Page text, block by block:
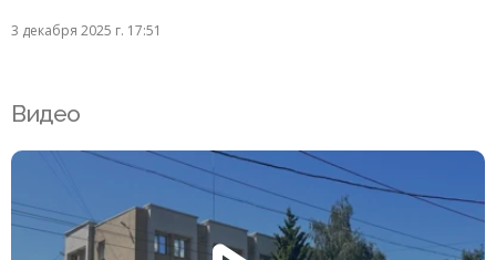
3 декабря 2025 г. 17:51
Видео